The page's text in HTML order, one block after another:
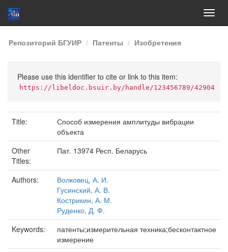
Skip
navigation
Репозиторий БГУИР Патенты Изобретения
Please use this identifier to cite or link to this item:
https://libeldoc.bsuir.by/handle/123456789/42904
Title:
Способ измерения амплитуды вибрации
объекта
Other
Titles:
Пат. 13974 Респ. Беларусь
Authors:
Волковец, А. И.
Гусинский, А. В.
Кострикин, А. М.
Руденко, Д. Ф.
Keywords:
патенты;измерительная техника;бесконтактное
измерение